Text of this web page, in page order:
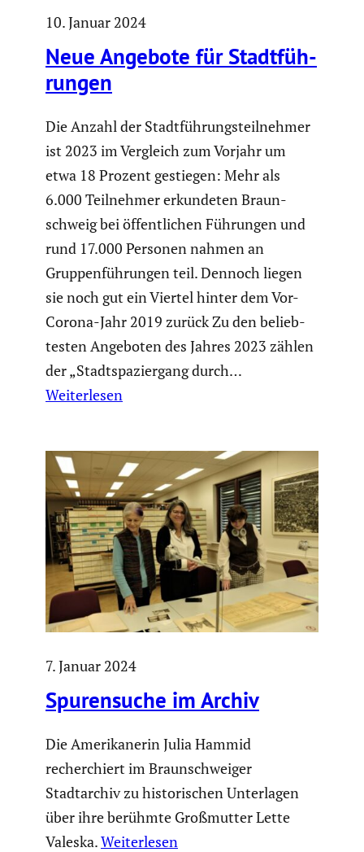
10. Januar 2024
Neue Angebote für Stadt­füh­
rungen
Die Anzahl der Stadt­füh­rungs­teil­nehmer
ist 2023 im Vergleich zum Vorjahr um
etwa 18 Prozent gestiegen: Mehr als
6.000 Teilnehmer erkun­deten Braun­
schweig bei öffent­li­chen Führungen und
rund 17.000 Personen nahmen an
Gruppen­füh­rungen teil. Dennoch liegen
sie noch gut ein Viertel hinter dem Vor-
Corona-Jahr 2019 zurück Zu den belieb­
testen Angeboten des Jahres 2023 zählen
der „Stadt­spa­zier­gang durch…
Weiterlesen
7. Januar 2024
Spuren­suche im Archiv
Die Amerikanerin Julia Hammid
recherchiert im Braunschweiger
Stadtarchiv zu historischen Unterlagen
über ihre berühmte Großmutter Lette
Valeska.Weiterlesen